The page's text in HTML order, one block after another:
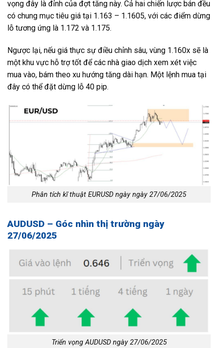
vọng đây là đỉnh của đợt tăng này. Cả hai chiến lược bán đều
có chung mục tiêu giá tại 1.163 – 1.1605, với các điểm dừng
lỗ tương ứng là 1.172 và 1.175.
Ngược lại, nếu giá thực sự điều chỉnh sâu, vùng 1.160x sẽ là
một khu vực hỗ trợ tốt để các nhà giao dịch xem xét việc
mua vào, bám theo xu hướng tăng dài hạn. Một lệnh mua tại
đây có thể đặt dừng lỗ 40 pip.
Phân tích kĩ thuật EURUSD ngày ngày 27/06/2025
AUDUSD – Góc nhìn thị trường ngày
27/06/2025
Triển vọng AUDUSD ngày 27/06/2025